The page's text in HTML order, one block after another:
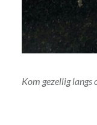
Kom gezellig langs